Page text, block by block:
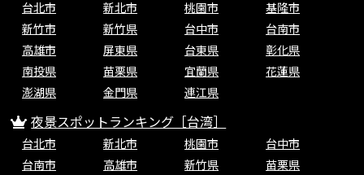
台北市 新北市 桃園市
基隆市
新竹市
新竹県 台中市
台南市
高雄市
屏東県 台東県
彰化県
南投県
苗栗県 宜蘭県
花蓮県
澎湖県
金門県 連江県
夜景スポットランキング［台湾］
台北市 新北市 桃園市
台中市
台南市
高雄市 新竹県
苗栗県